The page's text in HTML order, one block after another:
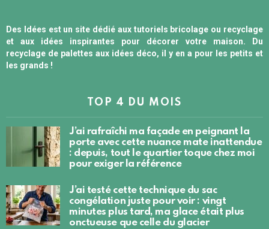
Des Idées est un site dédié aux tutoriels bricolage ou recyclage
et aux idées inspirantes pour décorer votre maison. Du
recyclage de palettes aux idées déco, il y en a pour les petits et
les grands !
TOP 4 DU MOIS
J’ai rafraîchi ma façade en peignant la
porte avec cette nuance mate inattendue
: depuis, tout le quartier toque chez moi
pour exiger la référence
J’ai testé cette technique du sac
congélation juste pour voir : vingt
minutes plus tard, ma glace était plus
onctueuse que celle du glacier